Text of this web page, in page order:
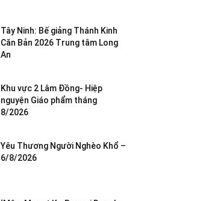
Tây Ninh: Bế giảng Thánh Kinh
Căn Bản 2026 Trung tâm Long
An
Khu vực 2 Lâm Đồng- Hiệp
nguyện Giáo phẩm tháng
8/2026
Yêu Thương Người Nghèo Khổ –
6/8/2026